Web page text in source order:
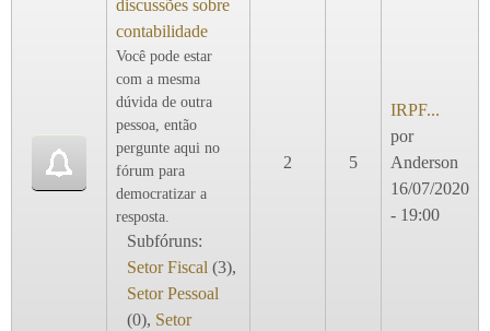
discussões sobre
contabilidade
Você pode estar
com a mesma
dúvida de outra
pessoa, então
pergunte aqui no
fórum para
democratizar a
resposta.
Subfóruns:
Setor Fiscal (3),
Setor Pessoal
(0), Setor
2 5
IRPF...
por
Anderson
16/07/2020
- 19:00